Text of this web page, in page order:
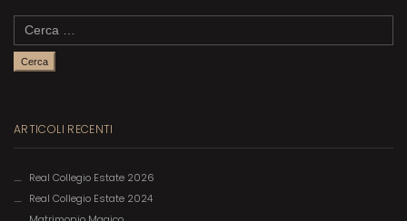
per:
ARTICOLI RECENTI
Real Collegio Estate 2026
Real Collegio Estate 2024